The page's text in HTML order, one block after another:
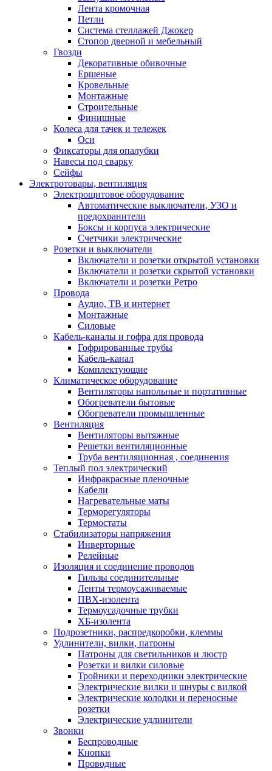
Лента кромочная
Петли
Система стеллажей Джокер
Стопор дверной и мебельный
Гвозди
Декоративные обивочные
Ершеные
Кровельные
Монтажные
Строительные
Финишные
Колеса для тачек и тележек
Оси
Фиксаторы для опалубки
Навесы под сварку
Сейфы
Электротовары, вентиляция
Электрощитовое оборудование
Автоматические выключатели, УЗО и
предохранители
Боксы и корпуса электрические
Счетчики электрические
Розетки и выключатели
Включатели и розетки открытой установки
Включатели и розетки скрытой установки
Включатели и розетки Ретро
Провода
Аудио, ТВ и интернет
Монтажные
Силовые
Кабель-каналы и гофра для провода
Гофрированные трубы
Кабель-канал
Комплектующие
Климатическое оборудование
Вентиляторы напольные и портативные
Обогреватели бытовые
Обогреватели промышленные
Вентиляция
Вентиляторы вытяжные
Решетки вентиляционные
Труба вентиляционная , соединения
Теплый пол электрический
Инфракрасные пленочные
Кабели
Нагревательные маты
Терморегуляторы
Термостаты
Стабилизаторы напряжения
Инверторные
Релейные
Изоляция и соединение проводов
Гильзы соединительные
Ленты термоусаживаемые
ПВХ-изолента
Термоусадочные трубки
ХБ-изолента
Подрозетники, распредкоробки, клеммы
Удлинители, вилки, патроны
Патроны для светильников и люстр
Розетки и вилки силовые
Тройники и переходники электрические
Электрические вилки и шнуры с вилкой
Электрические колодки и переносные
розетки
Электрические удлинители
Звонки
Беспроводные
Кнопки
Проводные